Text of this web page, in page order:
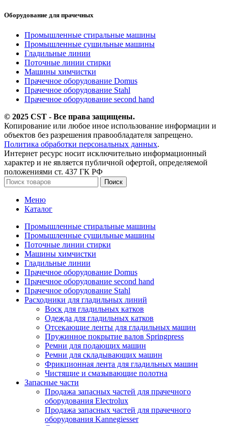
Оборудование для прачечных
Промышленные стиральные машины
Промышленные сушильные машины
Гладильные линии
Поточные линии стирки
Машины химчистки
Прачечное оборудование Domus
Прачечное оборудование Stahl
Прачечное оборудование second hand
© 2025 CST - Все права защищены.
Копирование или любое иное использование информации и
объектов без разрешения правообладателя запрещено.
Политика обработки персональных данных.
Интернет ресурс носит исключительно информационный
характер и не является публичной офертой, определяемой
положениями ст. 437 ГК РФ
Поиск
Меню
Каталог
Промышленные стиральные машины
Промышленные сушильные машины
Поточные линии стирки
Машины химчистки
Гладильные линии
Прачечное оборудование Domus
Прачечное оборудование second hand
Прачечное оборудование Stahl
Расходники для гладильных линий
Воск для гладильных катков
Одежда для гладильных катков
Отсекающие ленты для гладильных машин
Пружинное покрытие валов Springpress
Ремни для подающих машин
Ремни для складывающих машин
Фрикционная лента для гладильных машин
Чистящие и смазывающие полотна
Запасные части
Продажа запасных частей для прачечного
оборудования Electrolux
Продажа запасных частей для прачечного
оборудования Kannegiesser